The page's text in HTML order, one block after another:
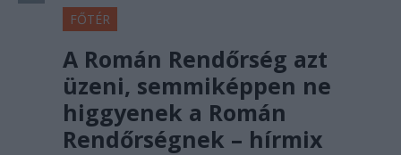
FŐTÉR
A Román Rendőrség azt
üzeni, semmiképpen ne
higgyenek a Román
Rendőrségnek – hírmix